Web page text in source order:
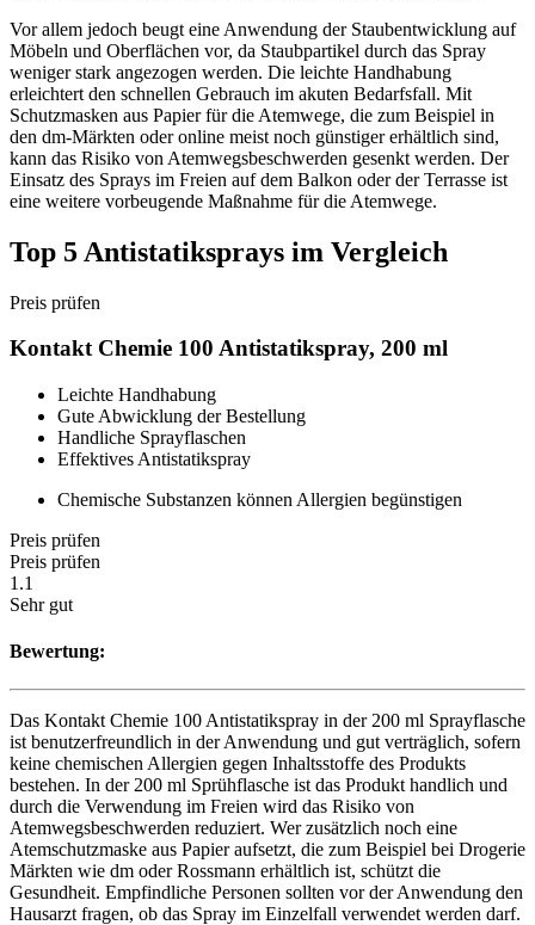
Vor allem jedoch beugt eine Anwendung der Staubentwicklung auf
Möbeln und Oberflächen vor, da Staubpartikel durch das Spray
weniger stark angezogen werden. Die leichte Handhabung
erleichtert den schnellen Gebrauch im akuten Bedarfsfall. Mit
Schutzmasken aus Papier für die Atemwege, die zum Beispiel in
den dm-Märkten oder online meist noch günstiger erhältlich sind,
kann das Risiko von Atemwegsbeschwerden gesenkt werden. Der
Einsatz des Sprays im Freien auf dem Balkon oder der Terrasse ist
eine weitere vorbeugende Maßnahme für die Atemwege.
Top 5 Antistatiksprays im Vergleich
Preis prüfen
Kontakt Chemie 100 Antistatikspray, 200 ml
Leichte Handhabung
Gute Abwicklung der Bestellung
Handliche Sprayflaschen
Effektives Antistatikspray
Chemische Substanzen können Allergien begünstigen
Preis prüfen
Preis prüfen
1.1
Sehr gut
Bewertung:
Das Kontakt Chemie 100 Antistatikspray in der 200 ml Sprayflasche
ist benutzerfreundlich in der Anwendung und gut verträglich, sofern
keine chemischen Allergien gegen Inhaltsstoffe des Produkts
bestehen. In der 200 ml Sprühflasche ist das Produkt handlich und
durch die Verwendung im Freien wird das Risiko von
Atemwegsbeschwerden reduziert. Wer zusätzlich noch eine
Atemschutzmaske aus Papier aufsetzt, die zum Beispiel bei Drogerie
Märkten wie dm oder Rossmann erhältlich ist, schützt die
Gesundheit. Empfindliche Personen sollten vor der Anwendung den
Hausarzt fragen, ob das Spray im Einzelfall verwendet werden darf.